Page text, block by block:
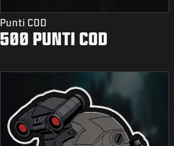
Punti COD
500 PUNTI COD